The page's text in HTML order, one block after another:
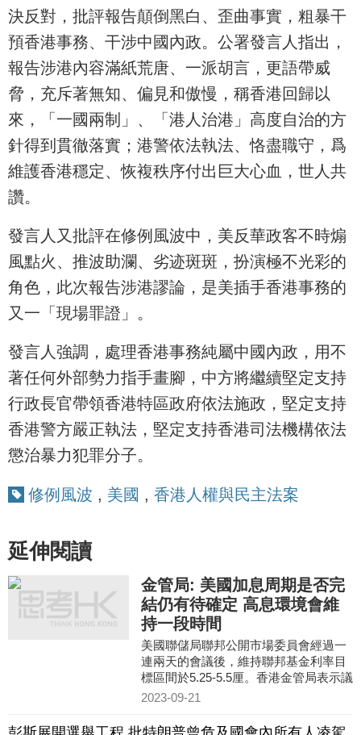
決反對，批評報告顛倒黑白、歪曲事實，粗暴干
預香港事務、干涉中國內政。公署發言人指出，
報告涉港內容滿紙荒唐、一派胡言，更語帶威
脅，充斥著無知、偏見和傲慢，稱香港回歸以
來，「一國兩制」、「港人治港」高度自治的方
針得到貫徹落實；港警依法執法、恪盡職守，爲
維護香港穩定、恢複秩序付出巨大心血，世人共
讚。
發言人又批評在修例風波中，美反華政客不時煽
風點火、推波助瀾、劣迹斑斑，扮演極不光彩的
角色，此次報告涉港謬論，是美插手香港事務的
又一「現場罪證」。
發言人強調，處理香港事務純屬中國內政，用不
著任何外部勢力指手畫腳，中方將繼續堅定支持
行政長官帶領香港特區政府依法施政，堅定支持
香港警方嚴正執法，堅定支持香港司法機構依法
懲治暴力犯罪分子。
修例風波 , 美國 , 香港人權與民主法案
延伸閱讀
金管局: 美國加息周期是否完
結仍有待確定 高息環境會維
持一段時間
美國聯儲局聯邦公開市場委員會經過一
連兩天的會議後，維持聯邦基金利率目
標區間於5.25-5.5厘。香港金管局表示議
息決定大致符合市場預期。美聯儲強調
2023-09-21